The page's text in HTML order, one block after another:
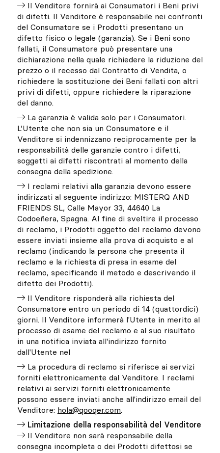
Il Venditore fornirà ai Consumatori i Beni privi
di difetti. Il Venditore è responsabile nei confronti
del Consumatore se i Prodotti presentano un
difetto fisico o legale (garanzia). Se i Beni sono
fallati, il Consumatore può presentare una
dichiarazione nella quale richiedere la riduzione del
prezzo o il recesso dal Contratto di Vendita, o
richiedere la sostituzione dei Beni fallati con altri
privi di difetti, oppure richiedere la riparazione
del danno.
La garanzia è valida solo per i Consumatori.
L’Utente che non sia un Consumatore e il
Venditore si indennizzano reciprocamente per la
responsabilità delle garanzie contro i difetti,
soggetti ai difetti riscontrati al momento della
consegna della spedizione.
I reclami relativi alla garanzia devono essere
indirizzati al seguente indirizzo: MISTERQ AND
FRIENDS SL, Calle Mayor 33, 44640 La
Codoeñera, Spagna. Al fine di sveltire il processo
di reclamo, i Prodotti oggetto del reclamo devono
essere inviati insieme alla prova di acquisto e al
reclamo (indicando la persona che presenta il
reclamo e la richiesta di presa in esame del
reclamo, specificando il metodo e descrivendo il
difetto dei Prodotti).
Il Venditore risponderà alla richiesta del
Consumatore entro un periodo di 14 (quattordici)
giorni. Il Venditore informerà l'Utente in merito al
processo di esame del reclamo e al suo risultato
in una notifica inviata all'indirizzo fornito
dall'Utente nel
La procedura di reclamo si riferisce ai servizi
forniti elettronicamente dal Venditore. I reclami
relativi ai servizi forniti elettronicamente
possono essere inviati anche all'indirizzo email del
Venditore: hola@qooqer.com.
Limitazione della responsabilità del Venditore
Il Venditore non sarà responsabile della
consegna incompleta o dei Prodotti difettosi se